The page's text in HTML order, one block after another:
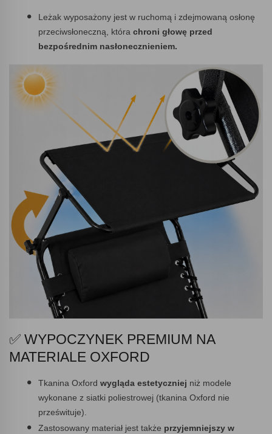
Leżak wyposażony jest w ruchomą i zdejmowaną osłonę
przeciwsłoneczną, która chroni głowę przed
bezpośrednim nasłonecznieniem.
✅ WYPOCZYNEK PREMIUM NA
MATERIALE OXFORD
Tkanina Oxford wygląda estetyczniej niż modele
wykonane z siatki poliestrowej (tkanina Oxford nie
prześwituje).
Zastosowany materiał jest także przyjemniejszy w